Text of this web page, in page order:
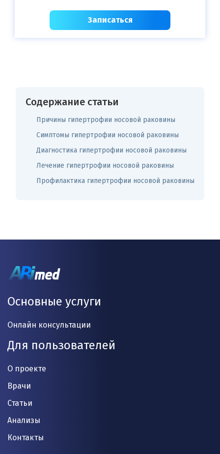
Записаться
Содержание статьи
Причины гипертрофии носовой раковины
Симптомы гипертрофии носовой раковины
Диагностика гипертрофии носовой раковины
Лечение гипертрофии носовой раковины
Профилактика гипертрофии носовой раковины
Основные услуги
Онлайн консультации
Для пользователей
О проекте
Врачи
Статьи
Анализы
Контакты